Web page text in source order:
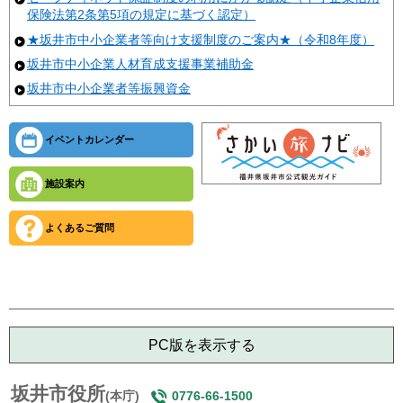
保険法第2条第5項の規定に基づく認定）
★坂井市中小企業者等向け支援制度のご案内★（令和8年度）
坂井市中小企業人材育成支援事業補助金
坂井市中小企業者等振興資金
イベントカレンダー
施設案内
よくあるご質問
PC版を表示する
坂井市役所(本庁) 0776-66-1500